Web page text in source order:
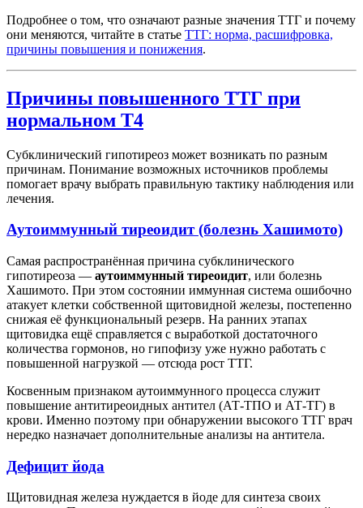
Подробнее о том, что означают разные значения ТТГ и почему
они меняются, читайте в статье ТТГ: норма, расшифровка,
причины повышения и понижения.
Причины повышенного ТТГ при
нормальном Т4
Субклинический гипотиреоз может возникать по разным
причинам. Понимание возможных источников проблемы
помогает врачу выбрать правильную тактику наблюдения или
лечения.
Аутоиммунный тиреоидит (болезнь Хашимото)
Самая распространённая причина субклинического
гипотиреоза — аутоиммунный тиреоидит, или болезнь
Хашимото. При этом состоянии иммунная система ошибочно
атакует клетки собственной щитовидной железы, постепенно
снижая её функциональный резерв. На ранних этапах
щитовидка ещё справляется с выработкой достаточного
количества гормонов, но гипофизу уже нужно работать с
повышенной нагрузкой — отсюда рост ТТГ.
Косвенным признаком аутоиммунного процесса служит
повышение антитиреоидных антител (АТ-ТПО и АТ-ТГ) в
крови. Именно поэтому при обнаружении высокого ТТГ врач
нередко назначает дополнительные анализы на антитела.
Дефицит йода
Щитовидная железа нуждается в йоде для синтеза своих